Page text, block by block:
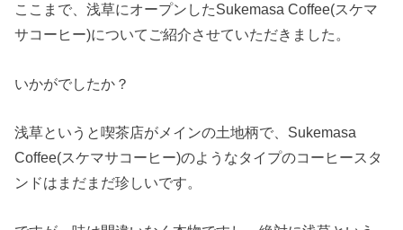
ここまで、浅草にオープンしたSukemasa Coffee(スケマ
サコーヒー)についてご紹介させていただきました。
いかがでしたか？
浅草というと喫茶店がメインの土地柄で、Sukemasa
Coffee(スケマサコーヒー)のようなタイプのコーヒースタ
ンドはまだまだ珍しいです。